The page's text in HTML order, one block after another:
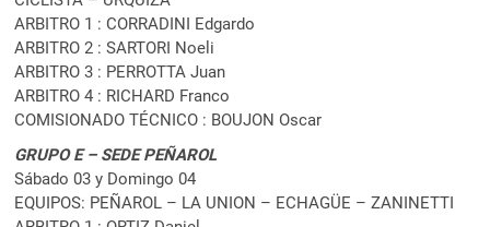
ARBITRO 1 : CORRADINI Edgardo
ARBITRO 2 : SARTORI Noeli
ARBITRO 3 : PERROTTA Juan
ARBITRO 4 : RICHARD Franco
COMISIONADO TÉCNICO : BOUJON Oscar
GRUPO E – SEDE PEÑAROL
Sábado 03 y Domingo 04
EQUIPOS: PEÑAROL – LA UNION – ECHAGÜE – ZANINETTI